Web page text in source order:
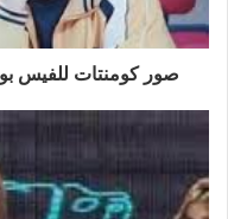
صور كومنتات للفيس